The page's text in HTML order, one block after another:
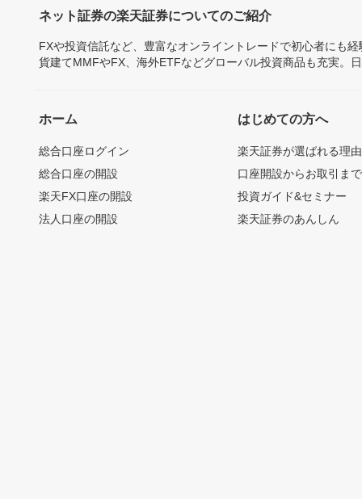
ネット証券の楽天証券についてのご紹介
FXや投資信託など、豊富なオンライントレードで初心者にも
貨建てMMFやFX、海外ETFなどグローバル投資商品も充実。
ホーム
総合口座ログイン
総合口座の開設
楽天FX口座の開設
法人口座の開設
はじめての方へ
楽天証券が選ばれる理由
口座開設からお取引ま
投資ガイド&セミナー
楽天証券のあんしん